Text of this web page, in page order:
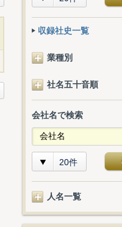
収録社史一覧
業種別
社名五十音順
会社名で検索
20件
人名一覧